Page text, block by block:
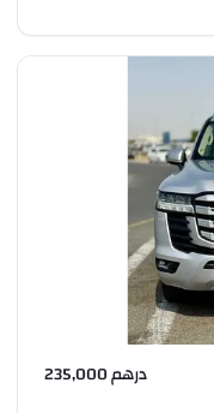
درهم 235,000